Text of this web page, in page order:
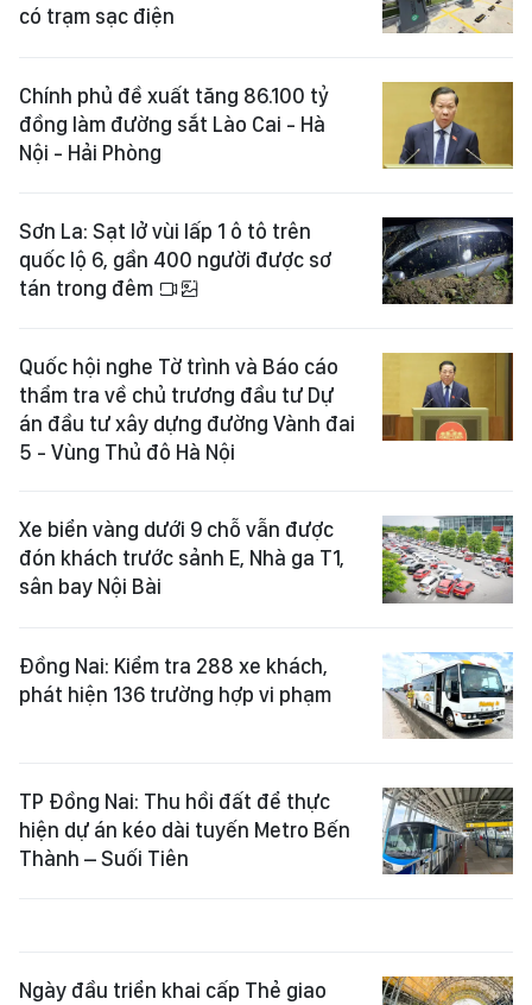
có trạm sạc điện
Chính phủ đề xuất tăng 86.100 tỷ
đồng làm đường sắt Lào Cai - Hà
Nội - Hải Phòng
Sơn La: Sạt lở vùi lấp 1 ô tô trên
quốc lộ 6, gần 400 người được sơ
tán trong đêm
Quốc hội nghe Tờ trình và Báo cáo
thẩm tra về chủ trương đầu tư Dự
án đầu tư xây dựng đường Vành đai
5 - Vùng Thủ đô Hà Nội
Xe biển vàng dưới 9 chỗ vẫn được
đón khách trước sảnh E, Nhà ga T1,
sân bay Nội Bài
Đồng Nai: Kiểm tra 288 xe khách,
phát hiện 136 trường hợp vi phạm
TP Đồng Nai: Thu hồi đất để thực
hiện dự án kéo dài tuyến Metro Bến
Thành – Suối Tiên
Ngày đầu triển khai cấp Thẻ giao